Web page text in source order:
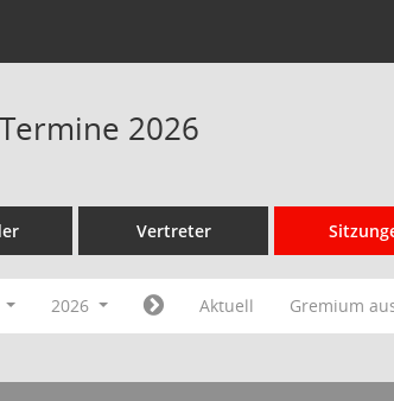
2026
Vertreter
2026 Aktuell Gremium